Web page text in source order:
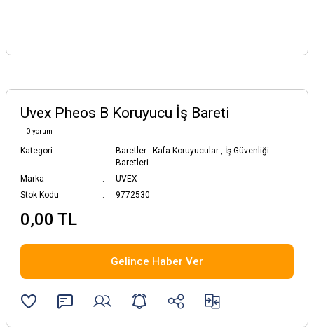
Uvex Pheos B Koruyucu İş Bareti
0 yorum
Kategori Baretler - Kafa Koruyucular , İş Güvenliği
Baretleri
Marka
UVEX
Stok Kodu
9772530
0,00 TL
Gelince Haber Ver